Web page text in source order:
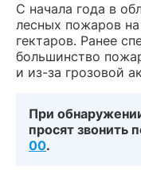
С начала года в
лесных пожаров
гектаров. Ранее
большинство
и из-за грозовой
При
просят звонить
00.